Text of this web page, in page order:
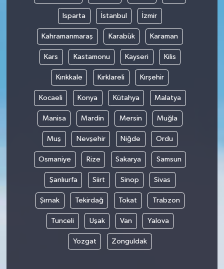
Isparta İstanbul İzmir
Kahramanmaraş Karabük Karaman
Kars Kastamonu Kayseri Kilis
Kırıkkale Kırklareli Kırşehir
Kocaeli Konya Kütahya Malatya
Manisa Mardin Mersin Muğla
Muş Nevşehir Niğde Ordu
Osmaniye Rize Sakarya Samsun
Şanlıurfa Siirt Sinop Sivas
Şırnak Tekirdağ Tokat Trabzon
Tunceli Uşak Van Yalova
Yozgat Zonguldak